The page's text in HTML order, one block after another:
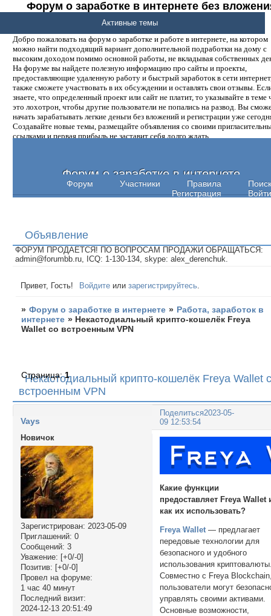
Форум о заработке в интернете без
денег.
Добро пожаловать на форум о заработке и работе в интернете, на котором
можно найти подходящий вариант дополнительной подработки на дому с
высоким доходом помимо основной работы, не вкладывая собственных
На форуме вы найдете полезную информацию про сайты и проекты,
предоставляющие удаленную работу и быстрый заработок в сети
также сможете участвовать в их обсуждении и оставлять свои отзывы.
знаете, что определенный проект или сайт не платит, то указывайте в теме
это лохотрон, чтобы другие пользователи не попались на развод. Вы
начать зарабатывать легкие деньги без вложений и регистрации уже
Создавайте новые темы, размещайте объявления со своими
ссылками и первая прибыль не заставит себя долго ждать.
Форум о заработке в интернете
Форум Участники Правила
Поиск
Регистрация
Войти
Активные темы
Объявление
ФОРУМ ПРОДАЕТСЯ! ПО ВОПРОСАМ ПРОДАЖИ ОБРАЩАТЬСЯ:
admin@forumbb.ru, ICQ: 1-130-134, skype: alex_derenchuk.
Привет, Гость! Войдите илизарегистрируйтесь
» Форум о заработке в интернете » Работа, заработок в
интернете » Некастодиальный крипто-кошелёк Freya
Wallet со встроенным VPN
Некастодиальный крипто-кошелёк Freya Wallet
встроенным VPN
Страница:1
Поделиться2023-05-
09 12:53:54
Vays
Новичок
Зарегистрирован: 2023-05-09
Приглашений: 0
Сообщений: 3
Уважение: [+0/-0]
Позитив: [+0/-0]
Провел на форуме:
1 час 40 минут
Последний визит:
2024-12-13 20:51:49
Какие функции
предоставляет Freya Wallet
как их использовать?
Freya Wallet — предлагает
передовые технологии для
безопасного и удобного
использования
Совместно с Freya
пользователи могут
управлять своими активами.
Основные возможности,